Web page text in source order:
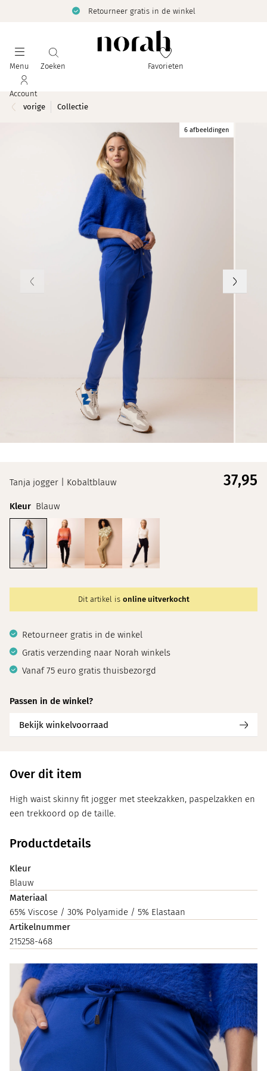
Retourneer gratis in de winkel
Menu Zoeken Favorieten
Account
vorige
Collectie
6 afbeeldingen
Tanja jogger | Kobaltblauw 37,95
Kleur Blauw
Dit artikel is online uitverkocht
Retourneer gratis in de winkel
Gratis verzending naar Norah winkels
Vanaf 75 euro gratis thuisbezorgd
Passen in de winkel?
Bekijk winkelvoorraad
Over dit item
High waist skinny fit jogger met steekzakken, paspelzakken en
een trekkoord op de taille.
Productdetails
Kleur
Blauw
Materiaal
65% Viscose / 30% Polyamide / 5% Elastaan
Artikelnummer
215258-468